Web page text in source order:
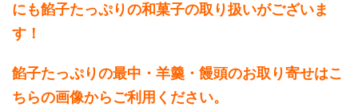
にも餡子たっぷりの和菓子の取り扱いがございま
す！
餡子たっぷりの最中・羊羹・饅頭のお取り寄せはこ
ちらの画像からご利用ください。